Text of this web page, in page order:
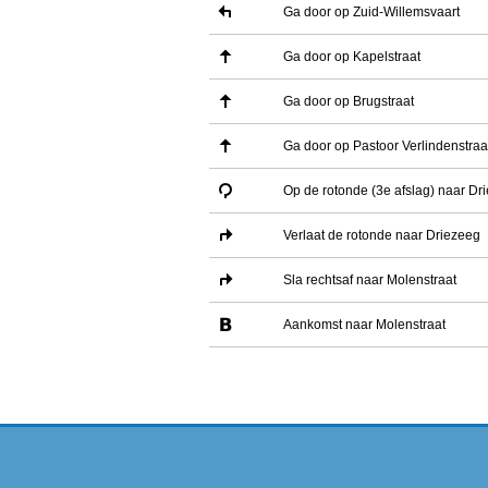
Ga door op Zuid-Willemsvaart
Ga door op Kapelstraat
Ga door op Brugstraat
Ga door op Pastoor
Op de rotonde (3e afslag) naar
Verlaat de rotonde naar Driezeeg
Sla rechtsaf naar Molenstraat
Aankomst naar Molenstraat